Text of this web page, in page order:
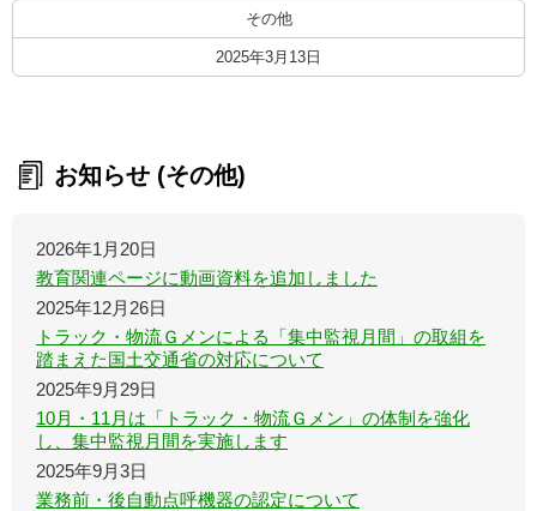
その他
2025年3月13日
お知らせ (その他)
2026年1月20日
教育関連ページに動画資料を追加しました
2025年12月26日
トラック・物流Ｇメンによる「集中監視月間」の取組を
踏まえた国土交通省の対応について
2025年9月29日
10月・11月は「トラック・物流Ｇメン」の体制を強化
し、集中監視月間を実施します
2025年9月3日
業務前・後自動点呼機器の認定について